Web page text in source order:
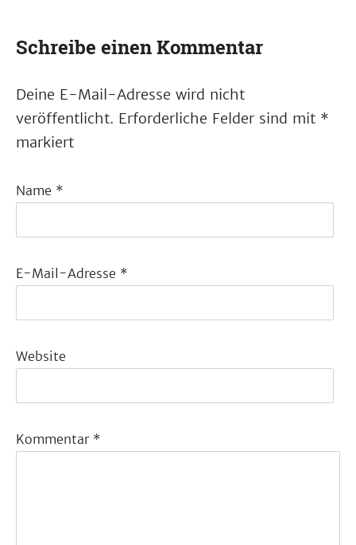
Schreibe einen Kommentar
Deine E-Mail-Adresse wird nicht
veröffentlicht. Erforderliche Felder sind mit *
markiert
Name *
E-Mail-Adresse *
Website
Kommentar *